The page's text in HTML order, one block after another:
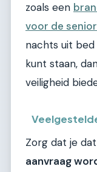
zoals een
voor de
nachts uit
kunt staan,
veiligheid
Zorg dat je
aanvraag